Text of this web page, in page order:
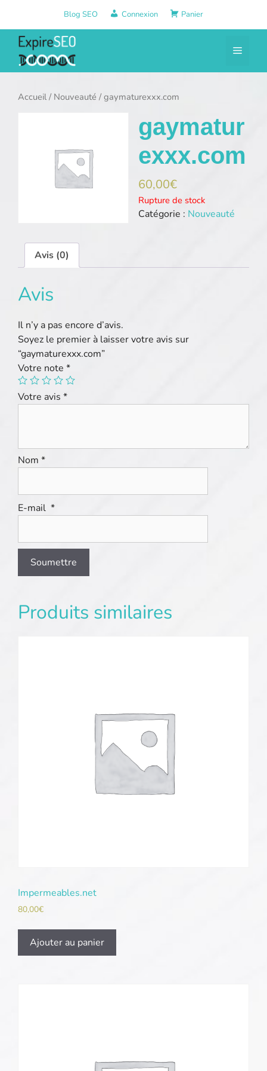
contenu
Blog SEO Connexion Panier
Menu
Accueil/ Nouveauté / gaymaturexxx.com
gaymatur
exxx.com
60,00€
Rupture de stock
Catégorie : Nouveauté
Avis (0)
Avis
Il n’y a pas encore d’avis.
Soyez le premier à laisser votre avis sur
“gaymaturexxx.com”
Votre note *
Votre avis *
Nom *
E-mail *
Produits similaires
Impermeables.net
80,00€
Ajouter au panier